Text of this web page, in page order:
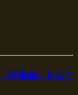
研修編）をおこ